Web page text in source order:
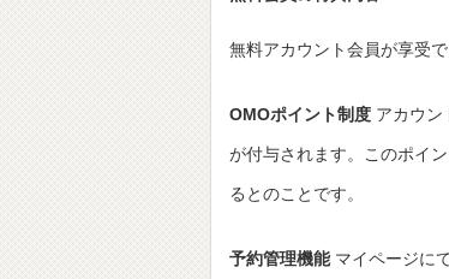
無料アカウント会員が享受
OMOポイント制度 アカウン
が付与されます。このポイ
るとのことです。
予約管理機能マイページに